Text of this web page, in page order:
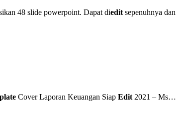
48 slide powerpoint. Dapat diedit sepenuhnya dan
Cover Laporan Keuangan Siap Edit 2021 – Ms…